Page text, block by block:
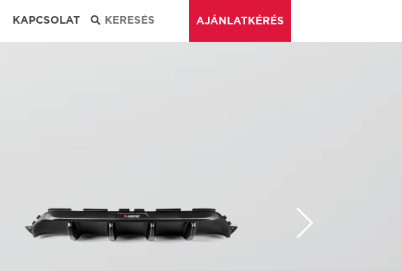
KAPCSOLAT AJÁNLATKÉRÉS